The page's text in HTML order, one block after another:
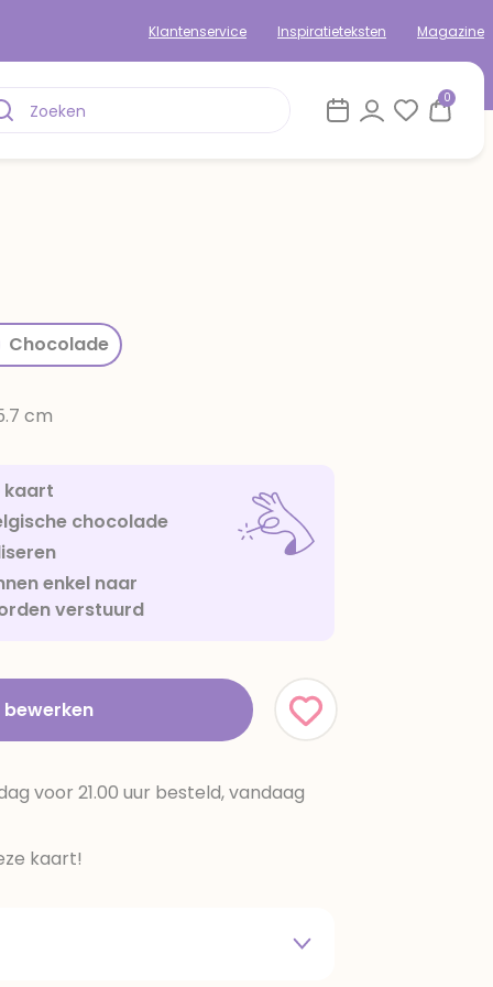
Klantenservice Inspiratieteksten Magazine
0
Chocolade
cm
kaart
chocolade
enkel naar
verstuurd
voor 21.00 uur besteld, vandaag
kaart!